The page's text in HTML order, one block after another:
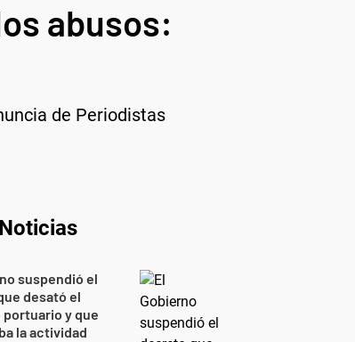
abusos:
de Periodistas
suspendió el
desató el
y que
la actividad